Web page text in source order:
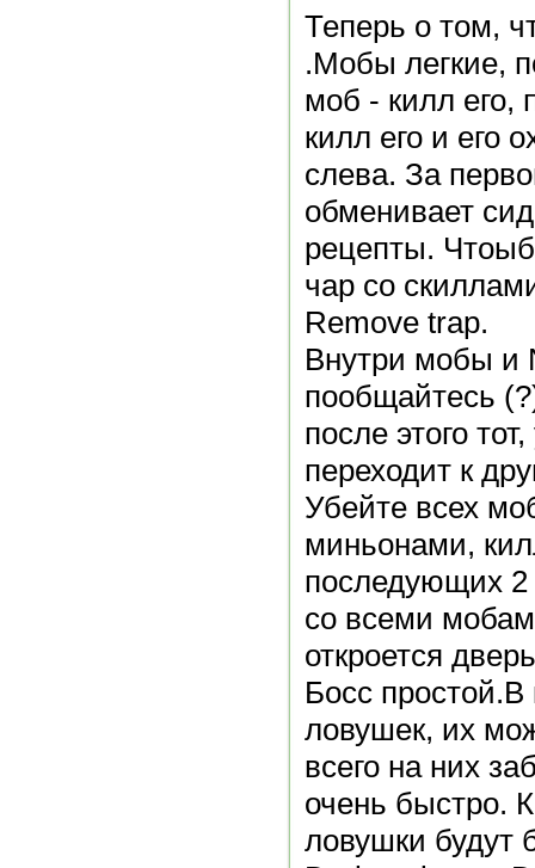
Теперь о том,
.Мобы легкие,
моб - килл его,
килл его и его
слева. За
обменивает
рецепты.
чар со
Remove trap.
Внутри мобы и
пообщайтесь
после этого
переходит к
Убейте всех
миньонами,
последующих 2
со всеми
откроется
Босс простой.В
ловушек, их
всего на них
очень быстро.
ловушки будут